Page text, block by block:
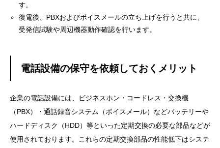
す。
復電後、PBXおよびボイスメールの立ち上げを行うと共に、
受発信試験や周辺機器動作確認を行います。
電話設備の保守を依頼しておくメリット
企業の電話設備には、ビジネスホン・コードレス・交換機
（PBX）・通話録音システム（ボイスメール）などバッテリーや
ハードディスク（HDD）等といった定期交換の必要な部品などが
使用されております。これらの定期交換部品の性能低下はシステ